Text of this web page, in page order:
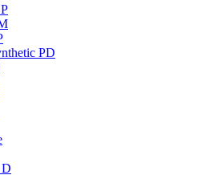
PD